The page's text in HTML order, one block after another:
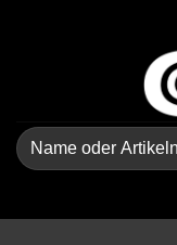
Suchen
nach: